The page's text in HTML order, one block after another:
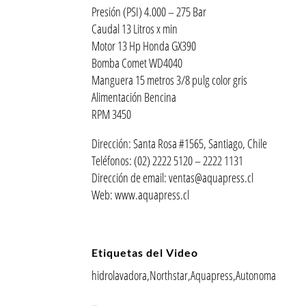
Presión (PSI) 4.000 – 275 Bar
Caudal 13 Litros x min
Motor 13 Hp Honda GX390
Bomba Comet WD4040
Manguera 15 metros 3/8 pulg color gris
Alimentación Bencina
RPM 3450
Dirección: Santa Rosa #1565, Santiago, Chile
Teléfonos: (02) 2222 5120 – 2222 1131
Dirección de email: ventas@aquapress.cl
Web: www.aquapress.cl
Etiquetas del Video
hidrolavadora,Northstar,Aquapress,Autonoma